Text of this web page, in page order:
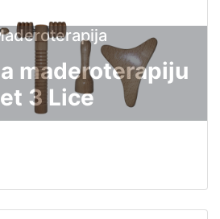
maderoterapiju
3 Lice